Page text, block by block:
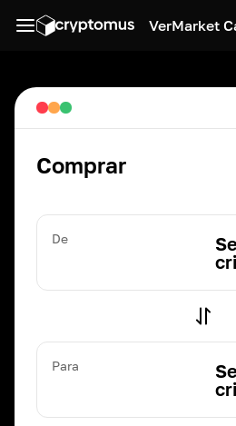
VerMarket
Comprar
De
Para